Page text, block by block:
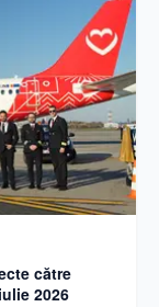
către
2026